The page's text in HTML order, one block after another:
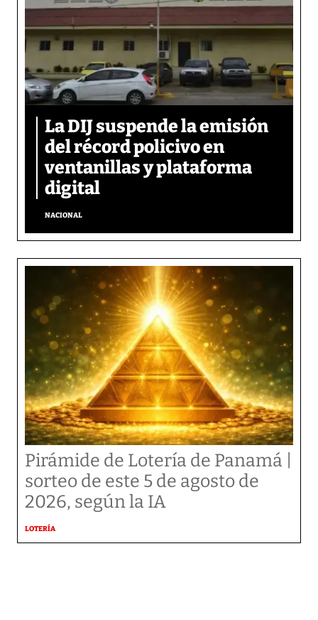
La DIJ suspende la emisión
del récord policivo en
ventanillas y plataforma
digital
NACIONAL
Pirámide de Lotería de Panamá |
sorteo de este 5 de agosto de
2026, según la IA
LOTERÍA